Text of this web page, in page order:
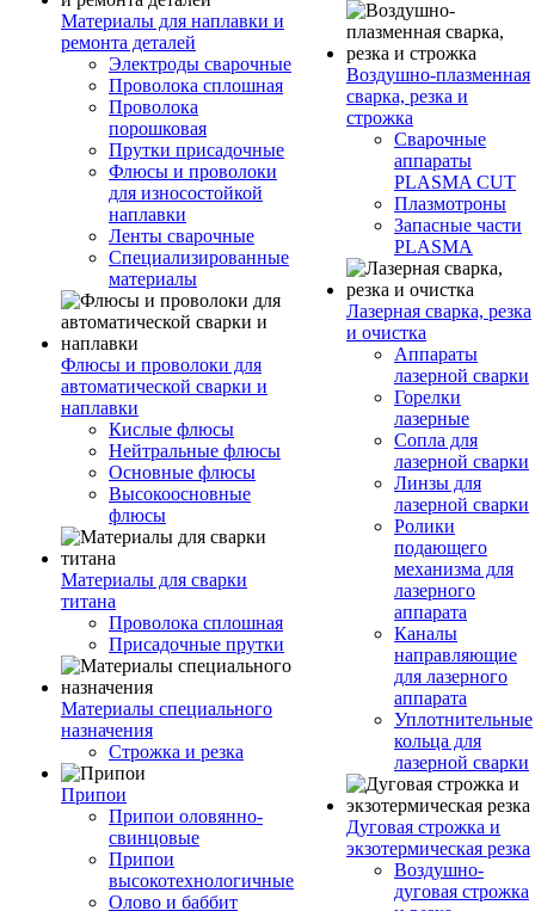
Материалы для наплавки и
ремонта деталей
Электроды сварочные
Проволока сплошная
Проволока
порошковая
Прутки присадочные
Флюсы и проволоки
для износостойкой
наплавки
Ленты сварочные
Специализированные
материалы
Флюсы и проволоки для
автоматической сварки и
наплавки
Кислые флюсы
Нейтральные флюсы
Основные флюсы
Высокоосновные
флюсы
Материалы для сварки
титана
Проволока сплошная
Присадочные прутки
Материалы специального
назначения
Строжка и резка
Припои
Припои оловянно-
свинцовые
Припои
высокотехнологичные
Олово и баббит
Воздушно-плазменная
сварка, резка и
строжка
Сварочные
аппараты
PLASMA CUT
Плазмотроны
Запасные части
PLASMA
Лазерная сварка, резка
и очистка
Аппараты
лазерной сварки
Горелки
лазерные
Сопла для
лазерной сварки
Линзы для
лазерной сварки
Ролики
подающего
механизма для
лазерного
аппарата
Каналы
направляющие
для лазерного
аппарата
Уплотнительные
кольца для
лазерной сварки
Дуговая строжка и
экзотермическая резка
Воздушно-
дуговая строжка